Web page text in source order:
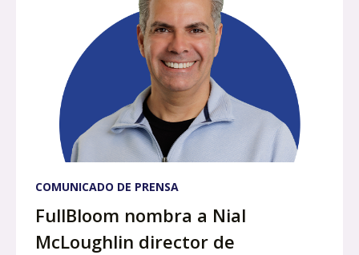
COMUNICADO DE PRENSA
FullBloom nombra a Nial
McLoughlin director de